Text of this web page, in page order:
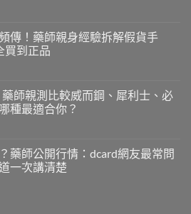
傳！藥師親身經驗拆解假貨手
買到正品
師親測比較威而鋼、犀利士、必
種最適合你？
藥師公開行情：dcard網友最常問
一次講清楚